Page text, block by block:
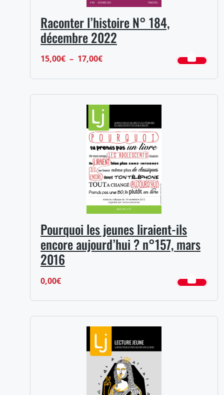
Raconter l’histoire N° 184,
décembre 2022
15,00€ – 17,00€Plage
15,00€
à
17,00€
Pourquoi les jeunes liraient-ils
encore aujourd’hui ? n°157, mars
2016
0,00€